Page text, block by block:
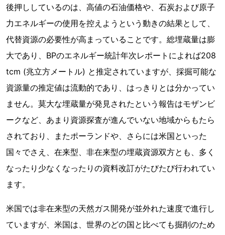
後押ししているのは、高値の石油価格や、石炭および原子
力エネルギーの使用を控えようという動きの結果として、
代替資源の必要性が高まっていることです。総埋蔵量は膨
大であり、BPのエネルギー統計年次レポートによれば208
tcm (兆立方メートル) と推定されていますが、採掘可能な
資源量の推定値は流動的であり、はっきりとは分かってい
ません。莫大な埋蔵量が発見されたという報告はモザンビ
ークなど、あまり資源探査が進んでいない地域からもたら
されており、またポーランドや、さらには米国といった
国々でさえ、在来型、非在来型の埋蔵資源双方とも、多く
なったり少なくなったりの資料改訂がたびたび行われてい
ます。
米国では非在来型の天然ガス開発が並外れた速度で進行し
ていますが、米国は、世界のどの国と比べても掘削のため